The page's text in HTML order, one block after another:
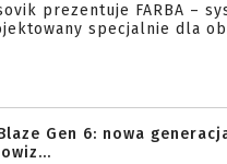
prezentuje FARBA –
specjalnie dla
Gen 6: nowa